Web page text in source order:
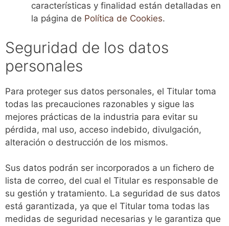
características y finalidad están detalladas en
la página de Política de Cookies.
Seguridad de los datos
personales
Para proteger sus datos personales, el Titular toma
todas las precauciones razonables y sigue las
mejores prácticas de la industria para evitar su
pérdida, mal uso, acceso indebido, divulgación,
alteración o destrucción de los mismos.
Sus datos podrán ser incorporados a un fichero de
lista de correo, del cual el Titular es responsable de
su gestión y tratamiento. La seguridad de sus datos
está garantizada, ya que el Titular toma todas las
medidas de seguridad necesarias y le garantiza que